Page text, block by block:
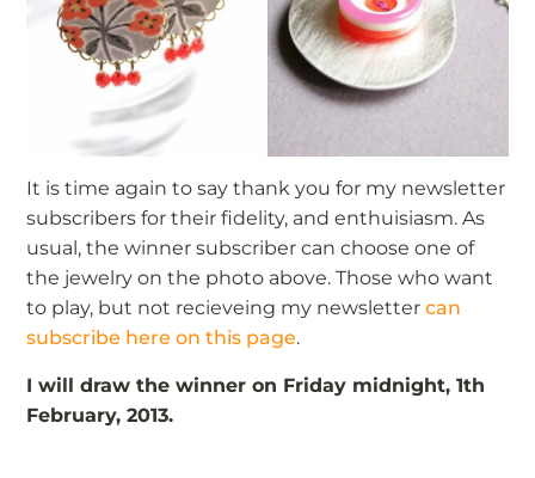
It is time again to say thank you for my newsletter
subscribers for their fidelity, and enthuisiasm. As
usual, the winner subscriber can choose one of
the jewelry on the photo above. Those who want
to play, but not recieveing my newslettercan
subscribe here on this page.
I will draw the winner on Friday midnight, 1th
February, 2013.